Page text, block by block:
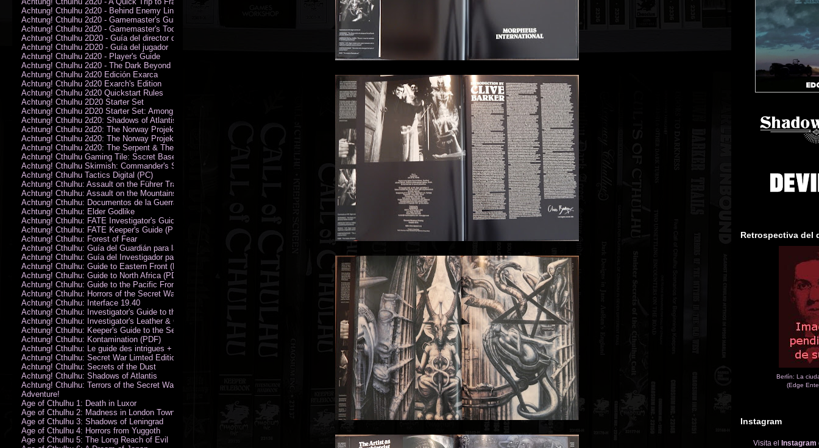
Achtung! Cthulhu 2d20 - Behind Enemy Lines
Achtung! Cthulhu 2d20 - Gamemaster's Guide
Achtung! Cthulhu 2d20 - Gamemaster's Toolkit
Achtung! Cthulhu 2D20 - Guía del director de juego
Achtung! Cthulhu 2D20 - Guía del jugador
Achtung! Cthulhu 2d20 - Player's Guide
Achtung! Cthulhu 2d20 - The Dark Beyond
Achtung! Cthulhu 2d20 Edición Exarca
Achtung! Cthulhu 2d20 Exarch's Edition
Achtung! Cthulhu 2d20 Quickstart Rules
Achtung! Cthulhu 2D20 Starter Set
Achtung! Cthulhu 2D20 Starter Set: Among the Wolves (PDF)
Achtung! Cthulhu 2d20: Shadows of Atlantis
Achtung! Cthulhu 2d20: The Norway Projekt
Achtung! Cthulhu 2d20: The Norway Projekt (PDF)
Achtung! Cthulhu 2d20: The Serpent & The Sands
Achtung! Cthulhu Gaming Tile: Sscret Base & Icy Ruins
Achtung! Cthulhu Skirmish: Commander's Set
Achtung! Cthulhu Tactics Digital (PC)
Achtung! Cthulhu: Assault on the Führer Train
Achtung! Cthulhu: Assault on the Mountains of Madness
Achtung! Cthulhu: Documentos de la Guerra Secreta
Achtung! Cthulhu: Elder Godlike
Achtung! Cthulhu: FATE Investigator's Guide (PDF)
Achtung! Cthulhu: FATE Keeper's Guide (PDF)
Achtung! Cthulhu: Forest of Fear
Achtung! Cthulhu: Guía del Guardián para la Guerra Secreta
Achtung! Cthulhu: Guía del Investigador para la Guerra Secreta
Achtung! Cthulhu: Guide to Eastern Front (PDF)
Achtung! Cthulhu: Guide to North Africa (PDF)
Achtung! Cthulhu: Guide to the Pacific Front
Achtung! Cthulhu: Horrors of the Secret War
Achtung! Cthulhu: Interface 19.40
Achtung! Cthulhu: Investigator's Guide to the Secret War
Achtung! Cthulhu: Investigator's Leather & Canvas Bag
Achtung! Cthulhu: Keeper's Guide to the Secret War
Achtung! Cthulhu: Kontamination (PDF)
Achtung! Cthulhu: Le guide des intrigues + ecran
Achtung! Cthulhu: Secret War Limted Edition Book
Achtung! Cthulhu: Secrets of the Dust
Achtung! Cthulhu: Shadows of Atlantis
Achtung! Cthulhu: Terrors of the Secret War
Adventure!
Age of Cthulhu 1: Death in Luxor
Age of Cthulhu 2: Madness in London Town
Age of Cthulhu 3: Shadows of Leningrad
Age of Cthulhu 4: Horrors from Yuggoth
Age of Cthulhu 5: The Long Reach of Evil
Retrospectiva del
Berlín: La
(Edge
Instagram
Visita el Instagram